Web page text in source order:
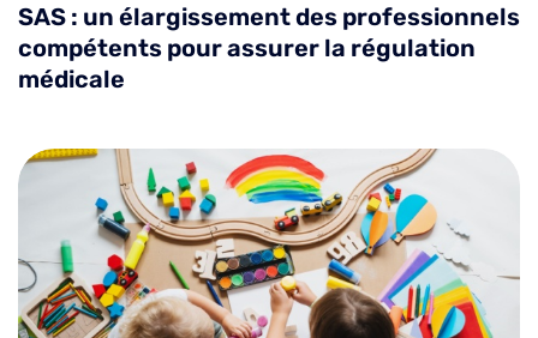
SAS : un élargissement des professionnels
compétents pour assurer la régulation
médicale